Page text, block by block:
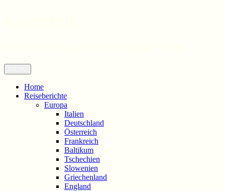
Zum
Inhalt
springen
Home
Reiseberichte
Europa
Italien
Deutschland
Österreich
Frankreich
Baltikum
Tschechien
Slowenien
Griechenland
England